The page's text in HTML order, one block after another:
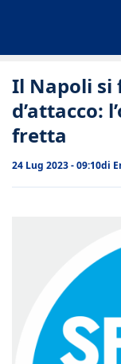
Il Napoli si
d’attacco:
fretta
24 Lug 2023 - 09:10di